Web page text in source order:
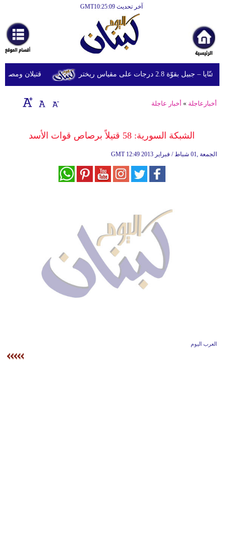
آخر تحديث GMT10:25:09
أخبارعاجلة
رياضة
ثقافة
إقتصاد
وموسيقى
قتيلان ومصابون جراء 14 غارة إسرائيلية على 2.8 درجات على مقياس ريختر
أخبارعاجلة » أخبار عاجلة
الشبكة السورية: 58 قتيلاً برصاص قوات الأسد
GMT 12:49 2013 الجمعة ,01 شباط / فبراير
العرب اليوم